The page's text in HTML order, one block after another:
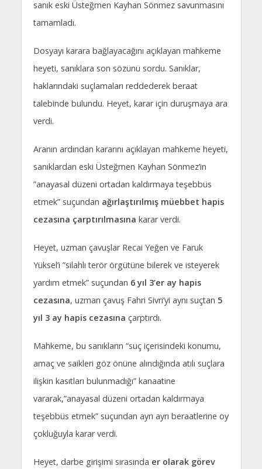
sanık eski Üsteğmen Kayhan Sönmez savunmasını
tamamladı.
Dosyayı karara bağlayacağını açıklayan mahkeme
heyeti, sanıklara son sözünü sordu. Sanıklar,
haklarındaki suçlamaları reddederek beraat
talebinde bulundu. Heyet, karar için duruşmaya ara
verdi.
Aranın ardından kararını açıklayan mahkeme heyeti,
sanıklardan eski Üsteğmen Kayhan Sönmez’in
”anayasal düzeni ortadan kaldırmaya teşebbüs
etmek” suçundan ağırlaştırılmış müebbet hapis
cezasına çarptırılmasına karar verdi.
Heyet, uzman çavuşlar Recai Yeğen ve Faruk
Yüksel’i ”silahlı terör örgütüne bilerek ve isteyerek
yardım etmek” suçundan 6 yıl 3’er ay hapis
cezasına, uzman çavuş Fahri Sivri’yi aynı suçtan 5
yıl 3 ay hapis cezasına çarptırdı.
Mahkeme, bu sanıkların “suç içerisindeki konumu,
amaç ve saikleri göz önüne alındığında atılı suçlara
ilişkin kasıtları bulunmadığı” kanaatine
vararak,”anayasal düzeni ortadan kaldırmaya
teşebbüs etmek” suçundan ayrı ayrı beraatlerine oy
çokluğuyla karar verdi.
Heyet, darbe girişimi sırasında er olarak görev